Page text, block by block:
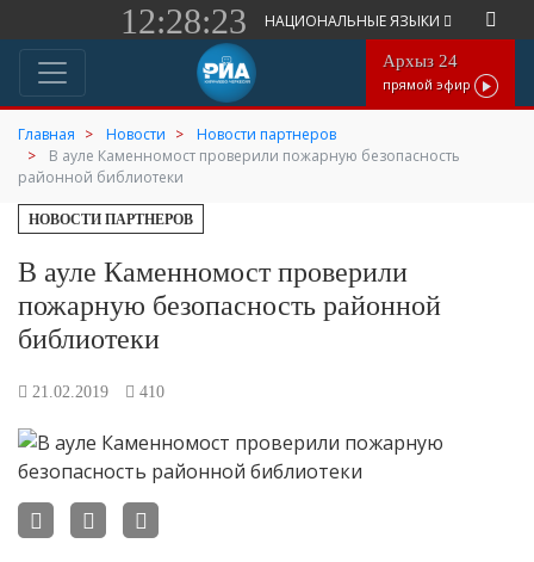
12:28:23 НАЦИОНАЛЬНЫЕ ЯЗЫКИ
Архыз 24
прямой эфир
Главная Новости
Новости партнеров
В ауле Каменномост проверили пожарную безопасность
районной библиотеки
НОВОСТИ ПАРТНЕРОВ
В ауле Каменномост проверили
пожарную безопасность районной
библиотеки
21.02.2019 410